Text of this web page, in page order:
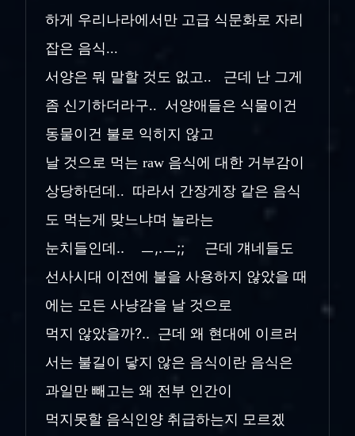
하게 우리나라에서만 고급 식문화로 자리
잡은 음식...
서양은 뭐 말할 것도 없고.. 근데 난 그게
좀 신기하더라구.. 서양애들은 식물이건
동물이건 불로 익히지 않고
날 것으로 먹는 raw 음식에 대한 거부감이
상당하던데.. 따라서 간장게장 같은 음식
도 먹는게 맞느냐며 놀라는
눈치들인데.. ㅡ,.ㅡ;; 근데 걔네들도
선사시대 이전에 불을 사용하지 않았을 때
에는 모든 사냥감을 날 것으로
먹지 않았을까?.. 근데 왜 현대에 이르러
서는 불길이 닿지 않은 음식이란 음식은
과일만 빼고는 왜 전부 인간이
먹지못할 음식인양 취급하는지 모르겠